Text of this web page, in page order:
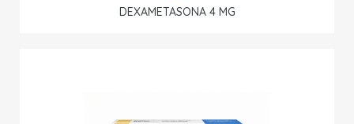
DEXAMETASONA 4 MG